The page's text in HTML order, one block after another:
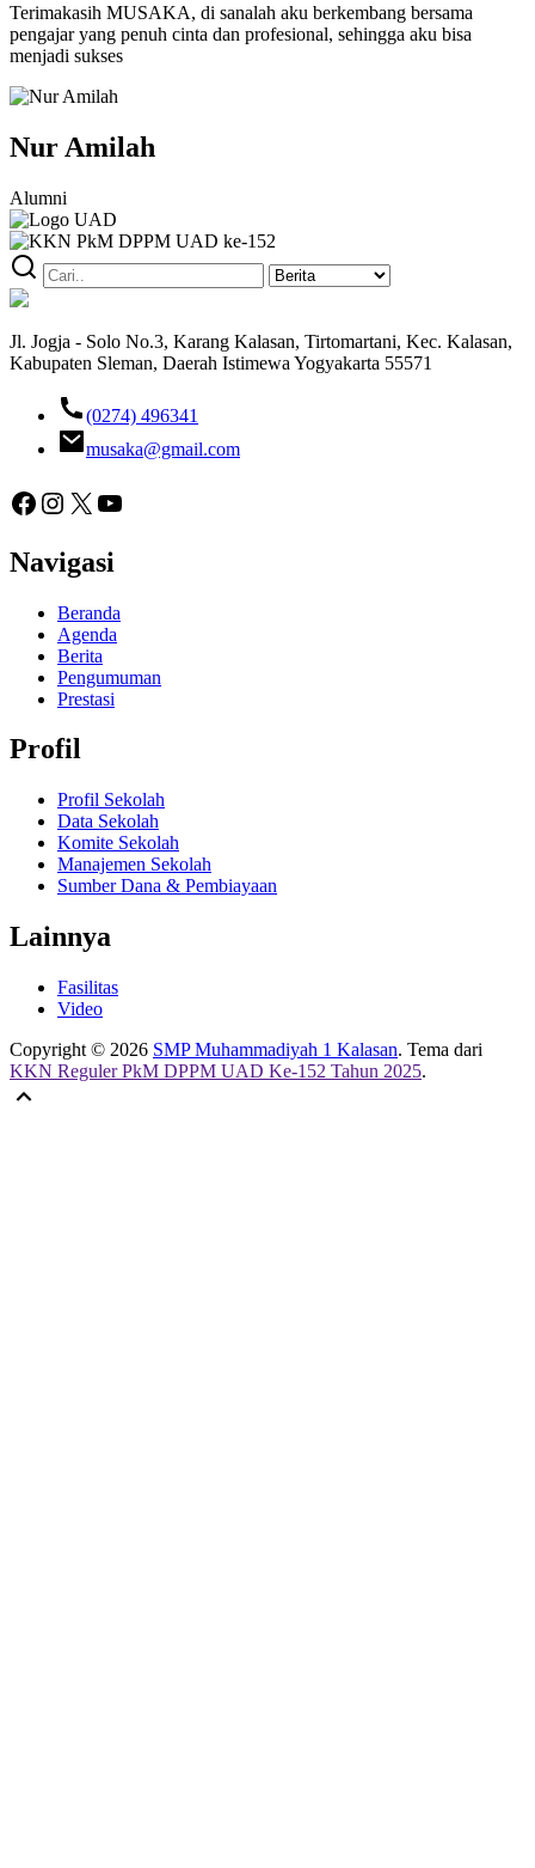
Terimakasih MUSAKA, di sanalah aku berkembang bersama
pengajar yang penuh cinta dan profesional, sehingga aku bisa
menjadi sukses
Nur Amilah
Alumni
Jl. Jogja - Solo No.3, Karang Kalasan, Tirtomartani, Kec. Kalasan,
Kabupaten Sleman, Daerah Istimewa Yogyakarta 55571
(0274) 496341
musaka@gmail.com
Facebook
Instagram
X YouTube
Navigasi
Beranda
Agenda
Berita
Pengumuman
Prestasi
Profil
Profil Sekolah
Data Sekolah
Komite Sekolah
Manajemen Sekolah
Sumber Dana & Pembiayaan
Lainnya
Fasilitas
Video
Copyright © 2026 SMP Muhammadiyah 1 Kalasan. Tema dari
KKN Reguler PkM DPPM UAD Ke-152 Tahun 2025.